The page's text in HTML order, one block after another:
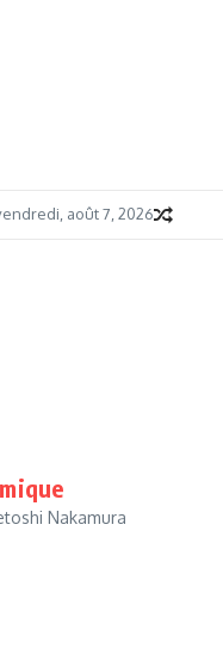
août 7, 2026
Nakamura